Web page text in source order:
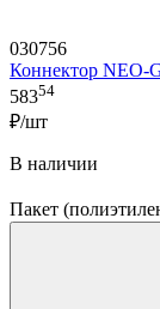
030756
Коннектор NEO-
58354
₽/шт
В наличии
Пакет